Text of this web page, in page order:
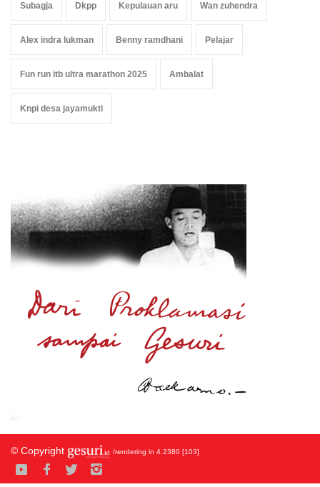
Subagja Dkpp Kepulauan aru Wan zuhendra
Alex indra lukman Benny ramdhani Pelajar
Fun run itb ultra marathon 2025 Ambalat
Knpi desa jayamukti
© Copyright /rendering in 4.2380 [103]